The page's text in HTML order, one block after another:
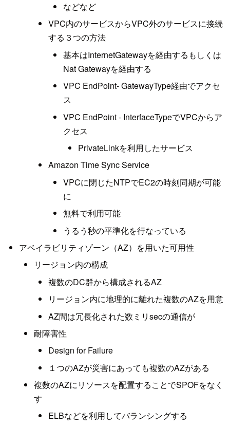
などなど
VPC内のサービスからVPC外のサービスに接続
する３つの方法
基本はInternetGatewayを経由するもしくは
Nat Gatewayを経由する
VPC EndPoint- GatewayType経由でアクセ
ス
VPC EndPoint - InterfaceTypeでVPCからア
クセス
PrivateLinkを利用したサービス
Amazon Time Sync Service
VPCに閉じたNTPでEC2の時刻同期が可能
に
無料で利用可能
うるう秒の平準化を行なっている
アベイラビリティゾーン（AZ）を用いた可用性
リージョン内の構成
複数のDC群から構成されるAZ
リージョン内に地理的に離れた複数のAZを用意
AZ間は冗長化された数ミリsecの通信が
耐障害性
Design for Failure
１つのAZが災害にあっても複数のAZがある
複数のAZにリソースを配置することでSPOFをなく
す
ELBなどを利用してバランシングする